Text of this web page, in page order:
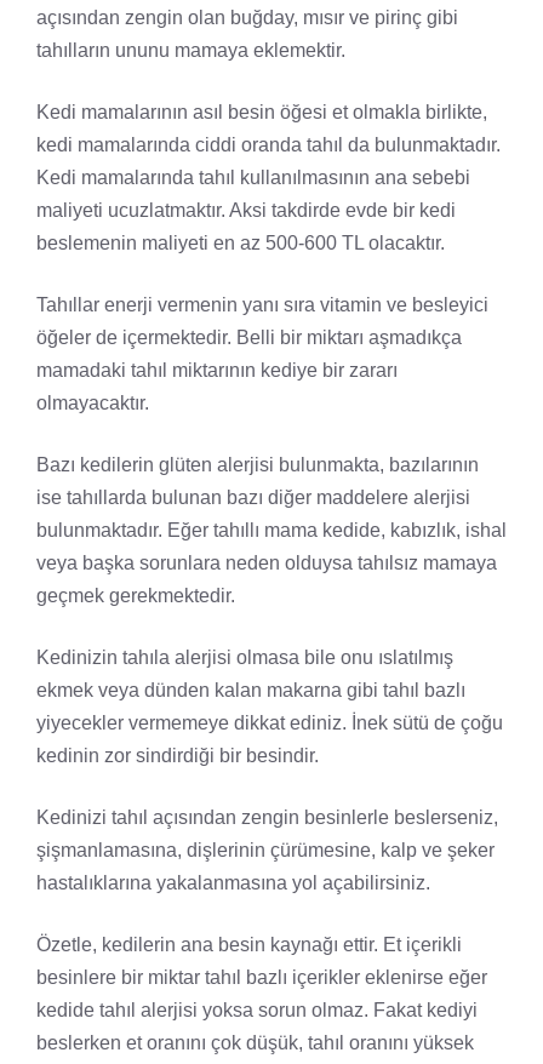
açısından zengin olan buğday, mısır ve pirinç gibi
tahılların ununu mamaya eklemektir.
Kedi mamalarının asıl besin öğesi et olmakla birlikte,
kedi mamalarında ciddi oranda tahıl da bulunmaktadır.
Kedi mamalarında tahıl kullanılmasının ana sebebi
maliyeti ucuzlatmaktır. Aksi takdirde evde bir kedi
beslemenin maliyeti en az 500-600 TL olacaktır.
Tahıllar enerji vermenin yanı sıra vitamin ve besleyici
öğeler de içermektedir. Belli bir miktarı aşmadıkça
mamadaki tahıl miktarının kediye bir zararı
olmayacaktır.
Bazı kedilerin glüten alerjisi bulunmakta, bazılarının
ise tahıllarda bulunan bazı diğer maddelere alerjisi
bulunmaktadır. Eğer tahıllı mama kedide, kabızlık, ishal
veya başka sorunlara neden olduysa tahılsız mamaya
geçmek gerekmektedir.
Kedinizin tahıla alerjisi olmasa bile onu ıslatılmış
ekmek veya dünden kalan makarna gibi tahıl bazlı
yiyecekler vermemeye dikkat ediniz. İnek sütü de çoğu
kedinin zor sindirdiği bir besindir.
Kedinizi tahıl açısından zengin besinlerle beslerseniz,
şişmanlamasına, dişlerinin çürümesine, kalp ve şeker
hastalıklarına yakalanmasına yol açabilirsiniz.
Özetle, kedilerin ana besin kaynağı ettir. Et içerikli
besinlere bir miktar tahıl bazlı içerikler eklenirse eğer
kedide tahıl alerjisi yoksa sorun olmaz. Fakat kediyi
beslerken et oranını çok düşük, tahıl oranını yüksek